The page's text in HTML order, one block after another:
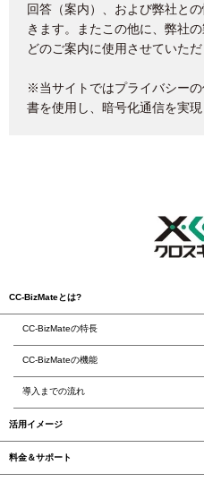
回答（案内）、および弊社と
きます。またこの他に、弊社
どのご案内に使用させていただ
※当サイトではプライバシー
書を使用し、暗号化通信を実現
CC-BizMateとは?
CC-BizMateの特長
CC-BizMateの機能
導入までの流れ
活用イメージ
料金＆サポート